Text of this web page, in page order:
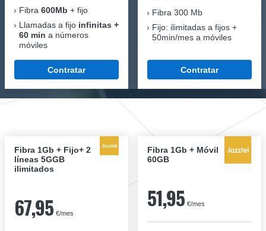
Fibra 600Mb + fijo
Llamadas a fijo infinitas +
60 min a números
móviles
Contratar
Fibra 300 Mb
Fijo: ilimitadas a fijos +
50min/mes a móviles
Contratar
Fibra 1Gb + Fijo+ 2
líneas 5GGB
ilimitados
67,95 €/mes
Fibra 1Gb + Móvil
60GB
51,95 €/mes